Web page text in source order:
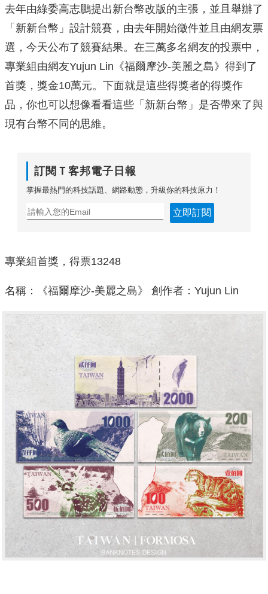
去年由綠委高志鵬提出新台幣改版的主張，並且舉辦了
「新新台幣」設計競賽，由去年開始徵件並且由網友票
選，今天公布了競賽結果。在三萬多名網友的投票中，
專業組由網友Yujun Lin《福爾摩沙-美麗之島》得到了
首獎，獎金10萬元。下面就是這些得獎者的得獎作
品，你也可以想像看看這些「新新台幣」是否帶來了與
現有台幣不同的思維。
訂閱Ｔ客邦電子日報
掌握最熱門的科技話題、網路動態，升級你的科技原力！
立即訂閱
專業組首獎，得票13248
名稱：《福爾摩沙-美麗之島》 創作者： Yujun Lin